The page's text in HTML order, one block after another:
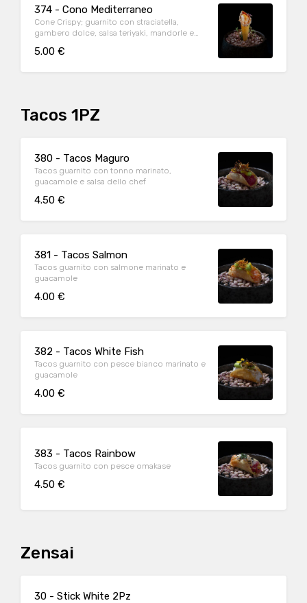
374 - Cono Mediterraneo
Cone Crispy; guarnito con straciatella,
gambero dolce, salsa teriyaki, mandorle e
5.00 €
Tacos 1PZ
380 - Tacos Maguro
Tacos guarnito con tonno marinato,
guacamole e salsa dello chef
4.50 €
381 - Tacos Salmon
Tacos guarnito con salmone marinato e
guacamole
4.00 €
382 - Tacos White Fish
Tacos guarnito con pesce bianco marinato e
guacamole
4.00 €
383 - Tacos Rainbow
Tacos guarnito con pesce omakase
4.50 €
Zensai
30 - Stick White 2Pz